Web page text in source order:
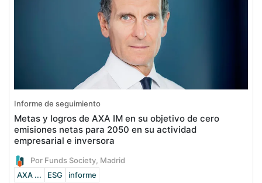
Informe de seguimiento
Metas y logros de AXA IM en su objetivo de cero
emisiones netas para 2050 en su actividad
empresarial e inversora
Por Funds Society, Madrid
AXA ...
ESG informe